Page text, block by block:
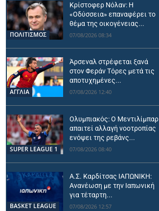
ΠΟΛΙΤΙΣΜΟΣ
Κρίστοφερ Νόλαν: Η
«Οδύσσεια» επαναφέρει το
θέμα της οικογένειας...
07/08/2026 08:34
ΑΓΓΛΙΑ
Άρσεναλ στρέφεται ξανά
στον Φεράν Τόρες μετά τις
αποτυχημένες...
07/08/2026 12:40
SUPER LEAGUE 1
Ολυμπιακός: Ο Μεντιλίμπαρ
απαιτεί αλλαγή νοοτροπίας
ενόψει της ρεβάνς...
07/08/2026 08:40
BASKET LEAGUE
Α.Σ. Καρδίτσας ΙΑΠΩΝΙΚΗ:
Ανανέωση με την Ιαπωνική
για τέταρτη...
07/08/2026 12:57